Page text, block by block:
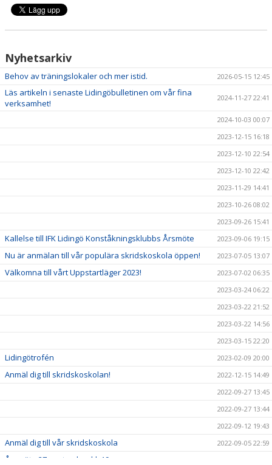
Nyhetsarkiv
Behov av träningslokaler och mer istid. 2026-05-15 12:45
Läs artikeln i senaste Lidingöbulletinen om vår fina
verksamhet!
2024-11-27 22:41
2024-10-03 00:07
2023-12-15 16:18
2023-12-10 22:54
2023-12-10 22:42
2023-11-29 14:41
2023-10-26 08:02
2023-09-26 15:41
Kallelse till IFK Lidingö Konståkningsklubbs Årsmöte 2023-09-06 19:15
Nu är anmälan till vår populära skridskoskola öppen! 2023-07-05 13:07
Välkomna till vårt Uppstartläger 2023!
2023-07-02 06:35
2023-03-24 06:22
2023-03-22 21:52
2023-03-22 14:56
2023-03-15 22:20
Lidingötrofén 2023-02-09 20:00
Anmäl dig till skridskoskolan!
2022-12-15 14:49
2022-09-27 13:45
2022-09-27 13:44
2022-09-12 19:43
Anmäl dig till vår skridskoskola 2022-09-05 22:59
Årsmöte 27 september kl. 19